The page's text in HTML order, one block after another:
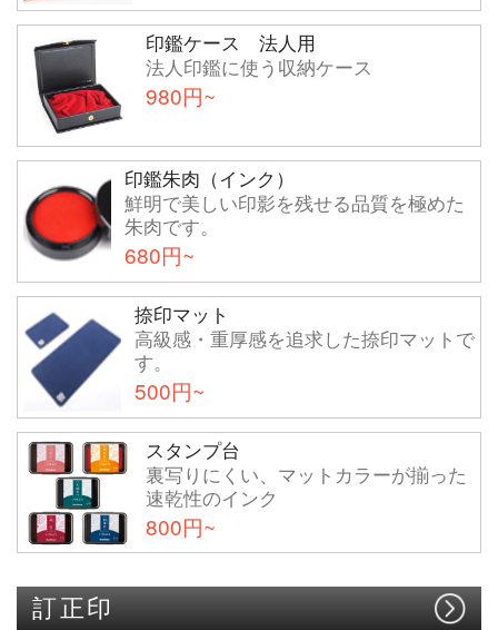
印鑑ケース 法人用
法人印鑑に使う収納ケース
980円~
印鑑朱肉（インク）
鮮明で美しい印影を残せる品質を極めた
朱肉です。
680円~
捺印マット
高級感・重厚感を追求した捺印マットで
す。
500円~
スタンプ台
裏写りにくい、マットカラーが揃った
速乾性のインク
800円~
訂正印